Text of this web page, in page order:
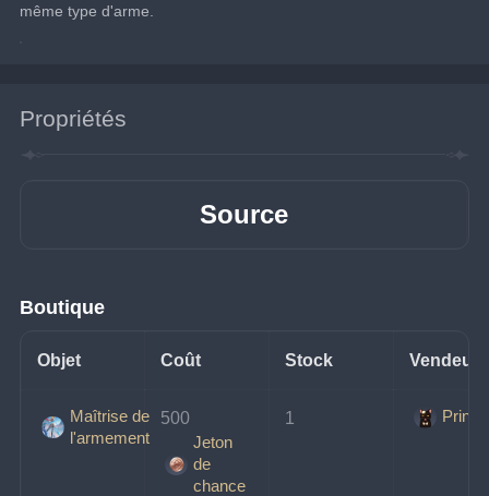
même type d'arme.
Propriétés
Source
Boutique
Objet Coût Stock Vendeur
Maîtrise de
l'armement
500
Jeton
de
chance
1 Prince